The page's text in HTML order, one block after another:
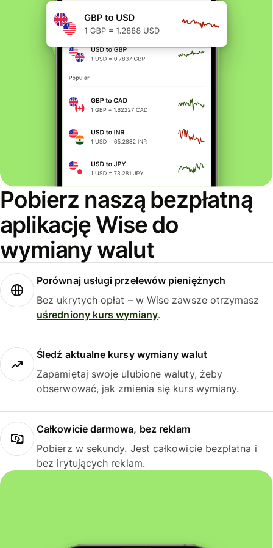
Pobierz naszą bezpłatną
aplikację Wise do
wymiany walut
Porównaj usługi przelewów pieniężnych
Bez ukrytych opłat – w Wise zawsze otrzymasz
uśredniony kurs wymiany.
Śledź aktualne kursy wymiany walut
Zapamiętaj swoje ulubione waluty, żeby
obserwować, jak zmienia się kurs wymiany.
Całkowicie darmowa, bez reklam
Pobierz w sekundy. Jest całkowicie bezpłatna i
bez irytujących reklam.